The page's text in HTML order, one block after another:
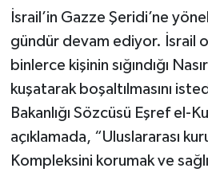
İsrail’in Gazze Şeridi’ne
gündür devam ediyor. İsrail
binlerce kişinin sığındığı
kuşatarak boşaltılmasını
Bakanlığı Sözcüsü Eşref el-
açıklamada, “Uluslararası
Kompleksini korumak ve
OTOMOTİV
TEKNOLOJİ
YAŞAM